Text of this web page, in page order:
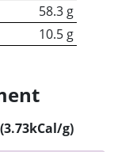
58.3 g
10.5 g
g)